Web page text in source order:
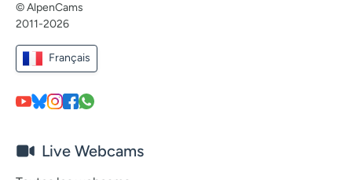
© AlpenCams
2011-2026
Français
Live Webcams